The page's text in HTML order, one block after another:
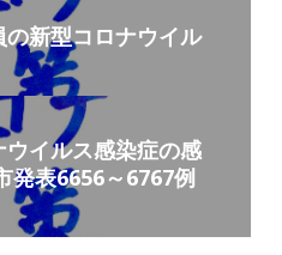
新型コロナウイル
ウイルス感染症の感
発表6656～6767例